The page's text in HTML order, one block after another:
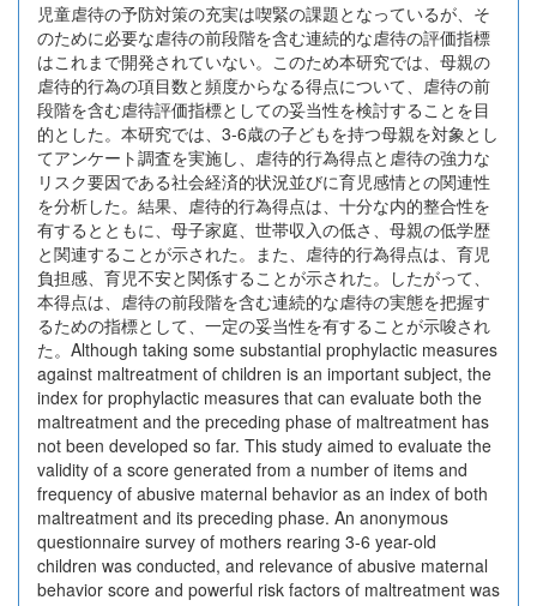
児童虐待の予防対策の充実は喫緊の課題となっているが、そ
のために必要な虐待の前段階を含む連続的な虐待の評価指標
はこれまで開発されていない。このため本研究では、母親の
虐待的行為の項目数と頻度からなる得点について、虐待の前
段階を含む虐待評価指標としての妥当性を検討することを目
的とした。本研究では、3-6歳の子どもを持つ母親を対象とし
てアンケート調査を実施し、虐待的行為得点と虐待の強力な
リスク要因である社会経済的状況並びに育児感情との関連性
を分析した。結果、虐待的行為得点は、十分な内的整合性を
有するとともに、母子家庭、世帯収入の低さ、母親の低学歴
と関連することが示された。また、虐待的行為得点は、育児
負担感、育児不安と関係することが示された。したがって、
本得点は、虐待の前段階を含む連続的な虐待の実態を把握す
るための指標として、一定の妥当性を有することが示唆され
た。Although taking some substantial prophylactic measures
against maltreatment of children is an important subject, the
index for prophylactic measures that can evaluate both the
maltreatment and the preceding phase of maltreatment has
not been developed so far. This study aimed to evaluate the
validity of a score generated from a number of items and
frequency of abusive maternal behavior as an index of both
maltreatment and its preceding phase. An anonymous
questionnaire survey of mothers rearing 3-6 year-old
children was conducted, and relevance of abusive maternal
behavior score and powerful risk factors of maltreatment was